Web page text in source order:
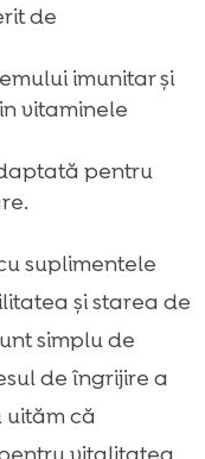
de
imunitar și
vitaminele
pentru
suplimentele
și starea de
simplu de
de îngrijire a
uităm că